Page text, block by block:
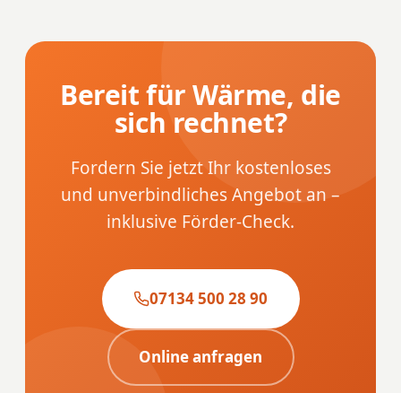
Bereit für Wärme, die
sich rechnet?
Fordern Sie jetzt Ihr kostenloses
und unverbindliches Angebot an –
inklusive Förder-Check.
07134 500 28 90
Online anfragen